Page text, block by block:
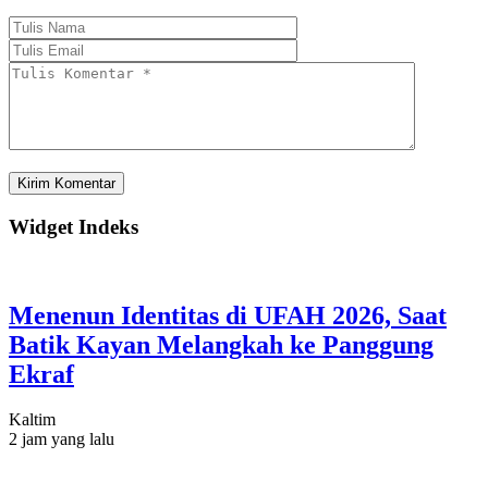
Widget Indeks
Menenun Identitas di UFAH 2026, Saat
Batik Kayan Melangkah ke Panggung
Ekraf
Kaltim
2 jam yang lalu